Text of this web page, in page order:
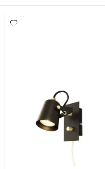
Sortera efter